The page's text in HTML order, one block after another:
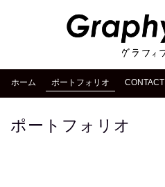
ホーム ポートフォリオ CONTACT
ポートフォリオ